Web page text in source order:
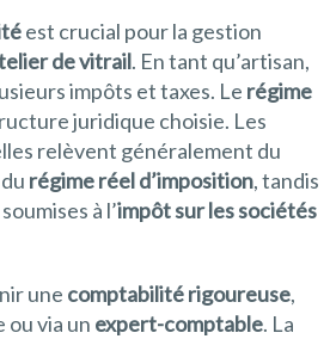
est crucial pour la gestion
de vitrail. En tant qu’artisan,
impôts et taxes. Le régime
juridique choisie. Les
relèvent généralement du
régime réel d’imposition, tandis
à l’impôt sur les sociétés
une comptabilité rigoureuse,
ou via un expert-comptable. La